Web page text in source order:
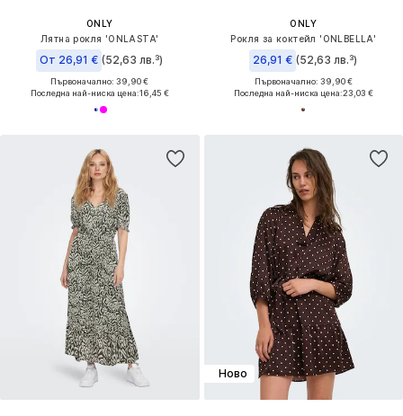
ONLY
Лятна рокля 'ONLASTA'
От 26,91 € (52,63 лв.³)
Първоначално: 39,90 €
Последна най-ниска цена:16,45 €
ONLY
Рокля за коктейл 'ONLBELLA'
26,91 € (52,63 лв.³)
Първоначално: 39,90 €
Последна най-ниска цена:23,03 €
Ново